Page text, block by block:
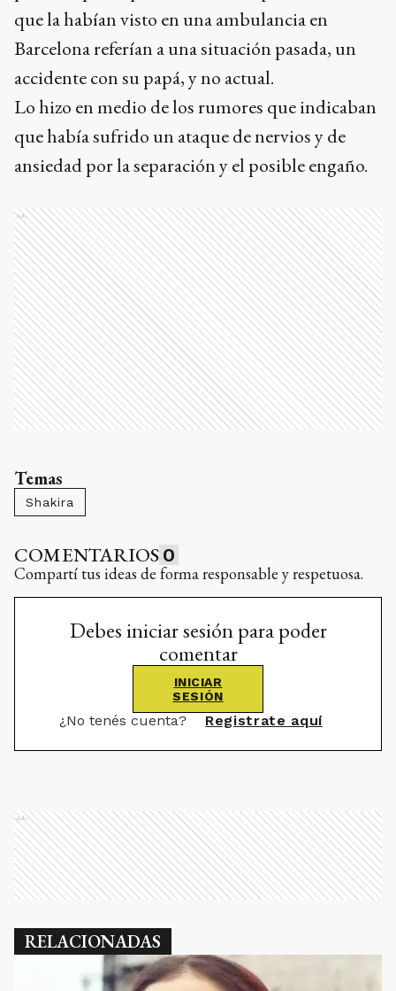
que la habían visto en una ambulancia en
Barcelona referían a una situación pasada, un
accidente con su papá, y no actual.
Lo hizo en medio de los rumores que indicaban
que había sufrido un ataque de nervios y de
ansiedad por la separación y el posible engaño.
Ads
Temas
Shakira
COMENTARIOS 0
Compartí tus ideas de forma responsable y respetuosa.
Debes iniciar sesión para poder
comentar
INICIAR
SESIÓN
¿No tenés cuenta? Registrate aquí
Ads
RELACIONADAS